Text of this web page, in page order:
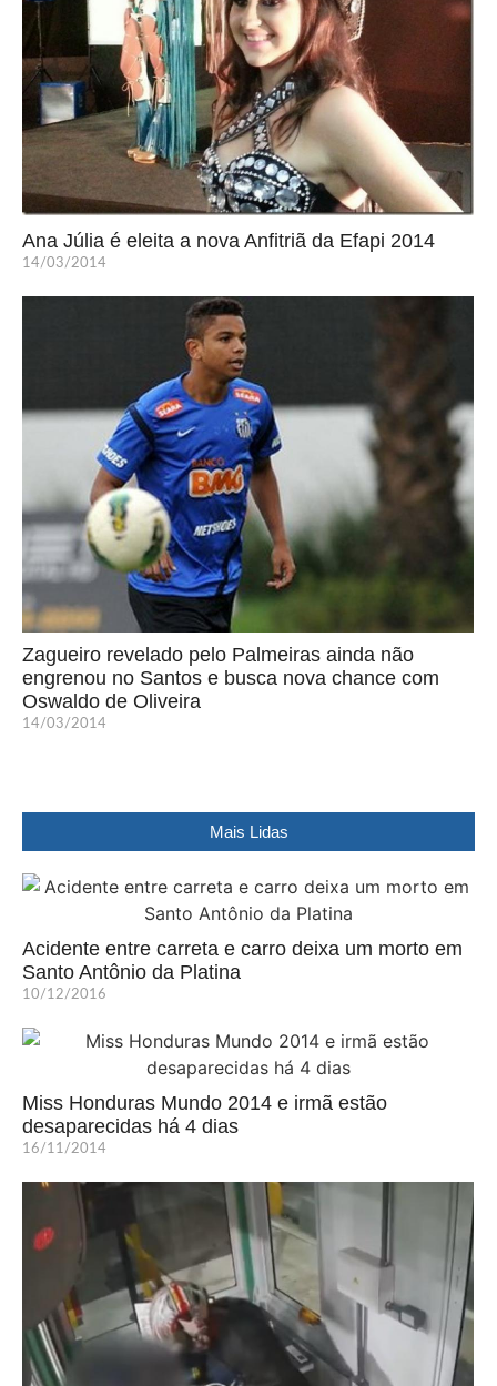
Ana Júlia é eleita a nova Anfitriã da Efapi 2014
14/03/2014
Zagueiro revelado pelo Palmeiras ainda não
engrenou no Santos e busca nova chance com
Oswaldo de Oliveira
14/03/2014
Mais Lidas
Acidente entre carreta e carro deixa um morto em
Santo Antônio da Platina
10/12/2016
Miss Honduras Mundo 2014 e irmã estão
desaparecidas há 4 dias
16/11/2014